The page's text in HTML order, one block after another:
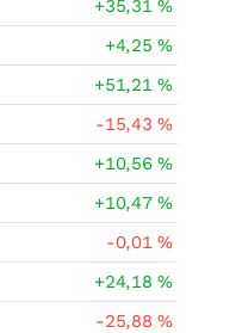
+35,31%
+4,25%
+51,21%
-15,43%
+10,56%
+10,47%
-0,01%
+24,18%
-25,88%